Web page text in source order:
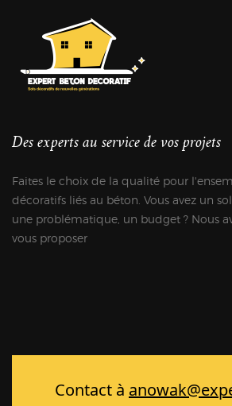
Des experts au service de vos projets
Faites le choix de la qualité pour
décoratifs liés au béton. Vous avez un
une problématique, un budget ? Nous
vous proposer